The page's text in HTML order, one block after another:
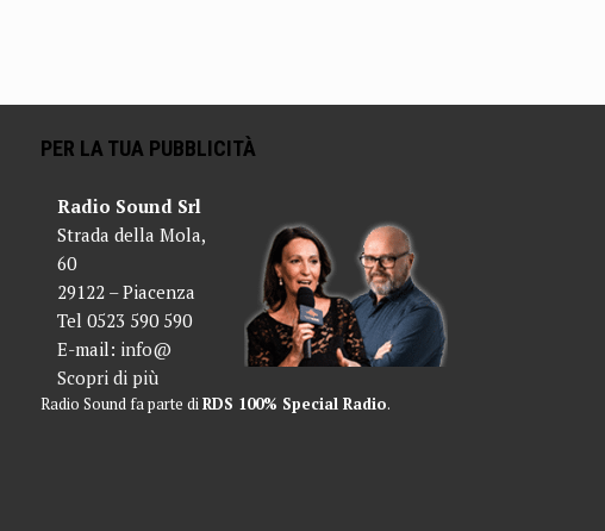
PER LA TUA PUBBLICITÀ
Radio Sound Srl
Strada della Mola,
60
29122 – Piacenza
Tel 0523 590 590
E-mail: info@
Scopri di più
Radio Sound fa parte diRDS 100% Special Radio.